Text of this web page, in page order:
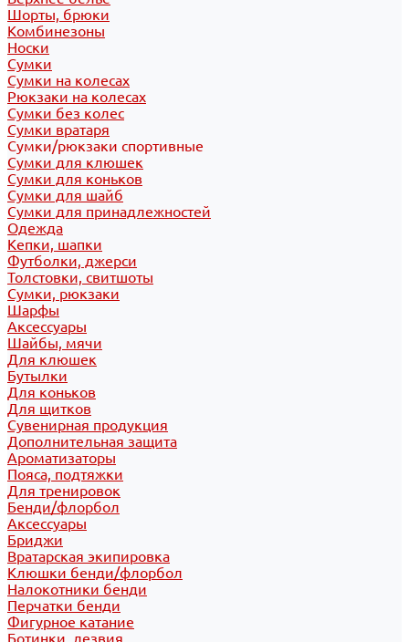
Шорты, брюки
Комбинезоны
Носки
Сумки
Сумки на колесах
Рюкзаки на колесах
Сумки без колес
Сумки вратаря
Сумки/рюкзаки спортивные
Сумки для клюшек
Сумки для коньков
Сумки для шайб
Сумки для принадлежностей
Одежда
Кепки, шапки
Футболки, джерси
Толстовки, свитшоты
Сумки, рюкзаки
Шарфы
Аксессуары
Шайбы, мячи
Для клюшек
Бутылки
Для коньков
Для щитков
Сувенирная продукция
Дополнительная защита
Ароматизаторы
Пояса, подтяжки
Для тренировок
Бенди/флорбол
Аксессуары
Бриджи
Вратарская экипировка
Клюшки бенди/флорбол
Налокотники бенди
Перчатки бенди
Фигурное катание
Ботинки, лезвия